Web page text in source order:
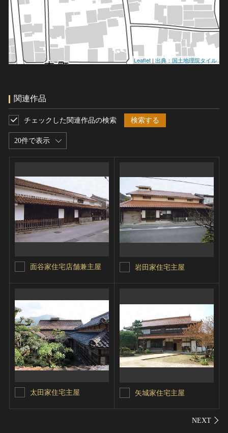
Leaflet | 出典：国土地理院タイル
関連作品
20件で表示
チェックした関連作品の検索 検索する
面谷家住宅店舗兼主屋 岩田家住宅主屋
太田家住宅主屋 矢城家住宅主屋
シェ